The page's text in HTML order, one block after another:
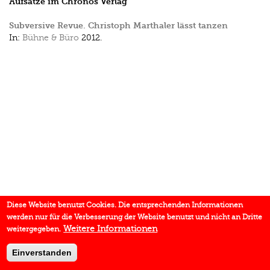
Subversive Revue. Christoph Marthaler lässt tanzen
In: Bühne & Büro 2012.
Diese Website benutzt Cookies. Die entsprechenden Informationen
werden nur für die Verbesserung der Website benutzt und nicht an Dritte
weitergegeben. Weitere Informationen
Einverstanden